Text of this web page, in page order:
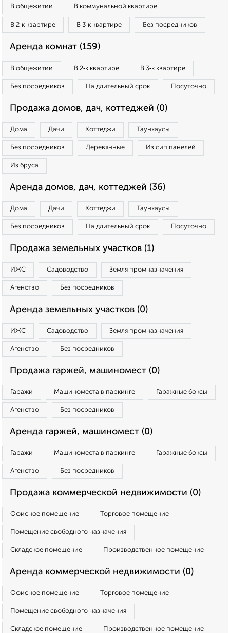
В общежитии В коммунальной квартире
В 2‑к квартире В 3‑к квартире Без посредников
Аренда комнат (159)
В общежитии В 2‑к квартире В 3‑к квартире
Без посредников На длительный срок Посуточно
Продажа домов, дач, коттеджей (0)
Дома Дачи Коттеджи Таунхаусы
Без посредников Деревянные Из сип панелей
Из бруса
Аренда домов, дач, коттеджей (36)
Дома Дачи Коттеджи Таунхаусы
Без посредников На длительный срок Посуточно
Продажа земельных участков (1)
ИЖС Садоводство Земля промназначения
Агенство Без посредников
Аренда земельных участков (0)
ИЖС Садоводство Земля промназначения
Агенство Без посредников
Продажа гаржей, машиномест (0)
Гаражи Машиноместа в паркинге Гаражные боксы
Агенство Без посредников
Аренда гаржей, машиномест (0)
Гаражи Машиноместа в паркинге Гаражные боксы
Агенство Без посредников
Продажа коммерческой недвижимости (0)
Офисное помещение Торговое помещение
Помещение свободного назначения
Складское помещение Производственное помещение
Аренда коммерческой недвижимости (0)
Офисное помещение Торговое помещение
Помещение свободного назначения
Складское помещение Производственное помещение